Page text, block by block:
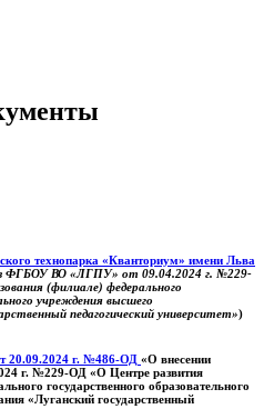
технопарка «Кванториум» имени Льва
ФГБОУ ВО «ЛГПУ» от 09.04.2024 г. №229-
(филиале) федерального
учреждения высшего
педагогический университет»)
г. №486-ОД «О внесении
г. №229-ОД «О Центре развития
государственного образовательного
«Луганский государственный